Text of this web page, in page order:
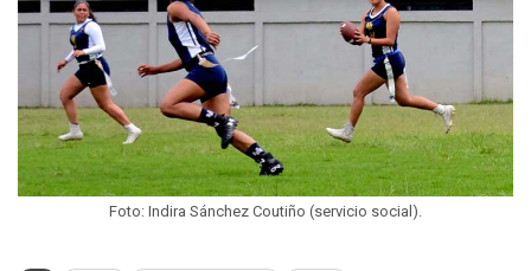
Foto: Indira Sánchez Coutiño (servicio social).